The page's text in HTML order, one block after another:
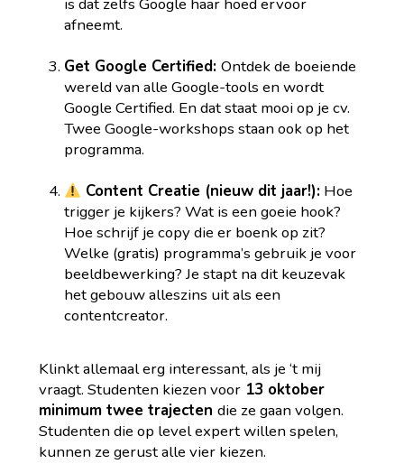
afneemt.
Get Google Certified: Ontdek de boeiende
wereld van alle Google-tools en wordt
Google Certified. En dat staat mooi op je cv.
Twee Google-workshops staan ook op het
programma.
Content Creatie (nieuw dit jaar!): Hoe
trigger je kijkers? Wat is een goeie hook?
Hoe schrijf je copy die er boenk op zit?
Welke (gratis) programma’s gebruik je voor
beeldbewerking? Je stapt na dit keuzevak
het gebouw alleszins uit als een
contentcreator.
Klinkt allemaal erg interessant, als je ‘t mij
vraagt. Studenten kiezen voor13 oktober
minimum twee trajecten die ze gaan volgen.
Studenten die op level expert willen spelen,
kunnen ze gerust alle vier kiezen.